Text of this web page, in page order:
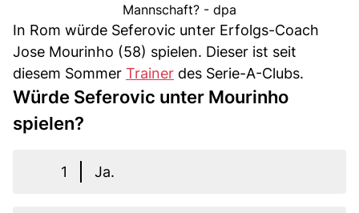
Mannschaft? - dpa
In Rom würde Seferovic unter Erfolgs-Coach
Jose Mourinho (58) spielen. Dieser ist seit
diesem Sommer Trainer des Serie-A-Clubs.
Würde Seferovic unter Mourinho
spielen?
1 Ja.